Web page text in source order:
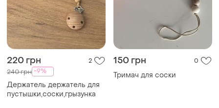
220 грн 2
240 грн -9%
Держатель держатель для
пустышки,соски,грызунка
150 грн 0
Тримач для соски